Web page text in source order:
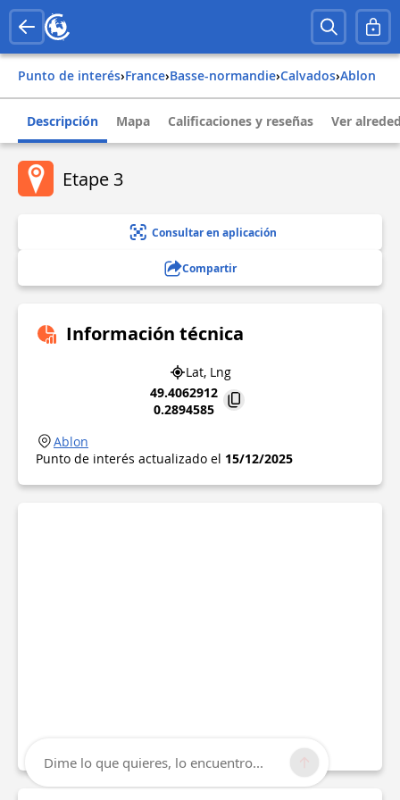
Punto de interés› france› basse-normandie› calvados› ablon
Descripción Mapa Calificaciones y reseñas Ver
Etape 3
Consultar en aplicación
Compartir
Información técnica
Lat, Lng
49.4062912
0.2894585
Ablon
Punto de interés actualizado el 15/12/2025
Dime lo que quieres, lo encuentro...